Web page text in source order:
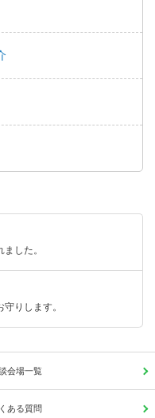
した。
りします。
会場一覧
ある質問